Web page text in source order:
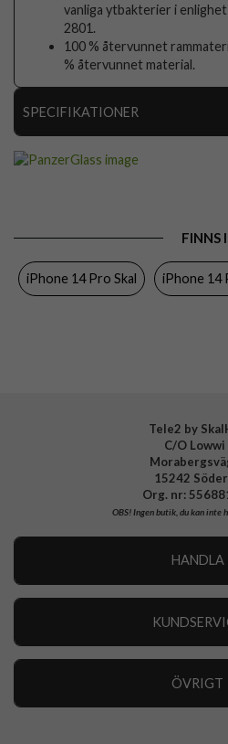
vanliga ytbakterier i
2801.
100 % återvunnet
% återvunnet material.
SPECIFIKATIONER
Färg
FINNS I
iPhone 14 Pro Skal iPhone 14
Tele2 by
C/O Lowwi
15242
Org. nr:
OBS!Ingen butik, du kan inte
HANDLA
ÖVRIGT